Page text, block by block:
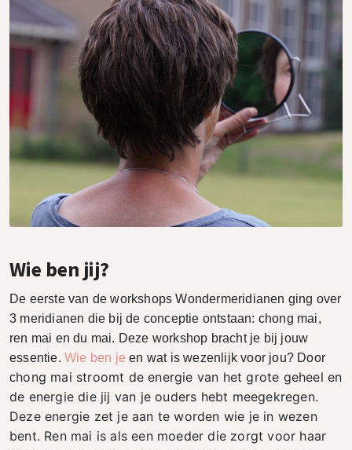
Wie ben jij?
De eerste van de workshops Wondermeridianen ging over
3 meridianen die bij de conceptie ontstaan: chong mai,
ren mai en du mai. Deze workshop bracht je bij jouw
essentie. Wie ben je en wat is wezenlijk voor jou? Door
chong mai stroomt de energie van het grote geheel en
de energie die jij van je ouders hebt meegekregen.
Deze energie zet je aan te worden wie je in wezen
bent. Ren mai is als een moeder die zorgt voor haar